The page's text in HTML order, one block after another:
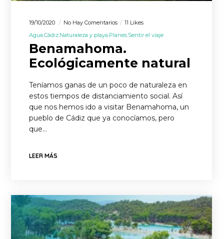
19/10/2020 No Hay Comentarios
11 Likes
Agua Cádiz Naturaleza y playa Planes Sentir el viaje
Benamahoma.
Ecológicamente natural
Teníamos ganas de un poco de naturaleza en
estos tiempos de distanciamiento social. Así
que nos hemos ido a visitar Benamahoma, un
pueblo de Cádiz que ya conocíamos, pero
que…
LEER MÁS